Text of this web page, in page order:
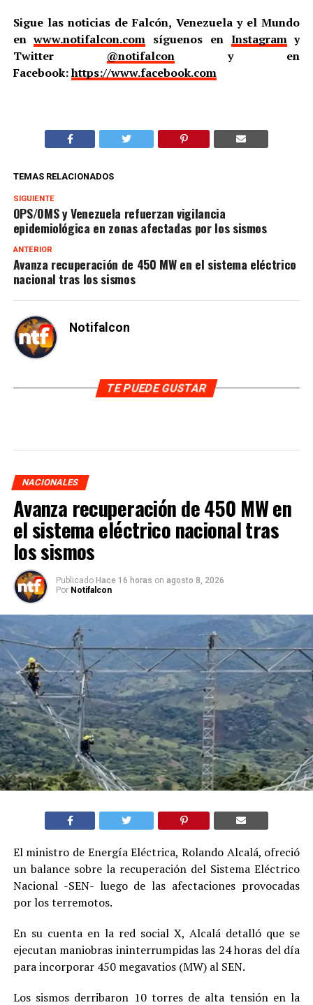
Sigue las noticias de Falcón, Venezuela y el Mundo
enwww.notifalcon.com síguenos en Instagramy
Twitter @notifalcony en
Facebook:https://www.facebook.com
TEMAS RELACIONADOS
SIGUIENTE
OPS/OMS y Venezuela refuerzan vigilancia
epidemiológica en zonas afectadas por los sismos
ANTERIOR
Avanza recuperación de 450 MW en el sistema eléctrico
nacional tras los sismos
Notifalcon
TE PUEDE GUSTAR
NACIONALES
Avanza recuperación de 450 MW en
el sistema eléctrico nacional tras
los sismos
Publicado Hace 16 horas on agosto 8, 2026
Por Notifalcon
El ministro de Energía Eléctrica, Rolando Alcalá, ofreció
un balance sobre la recuperación del Sistema Eléctrico
Nacional -SEN- luego de las afectaciones provocadas
por los terremotos.
En su cuenta en la red social X, Alcalá detalló que se
ejecutan maniobras ininterrumpidas las 24 horas del día
para incorporar 450 megavatios (MW) al SEN.
Los sismos derribaron 10 torres de alta tensión en la